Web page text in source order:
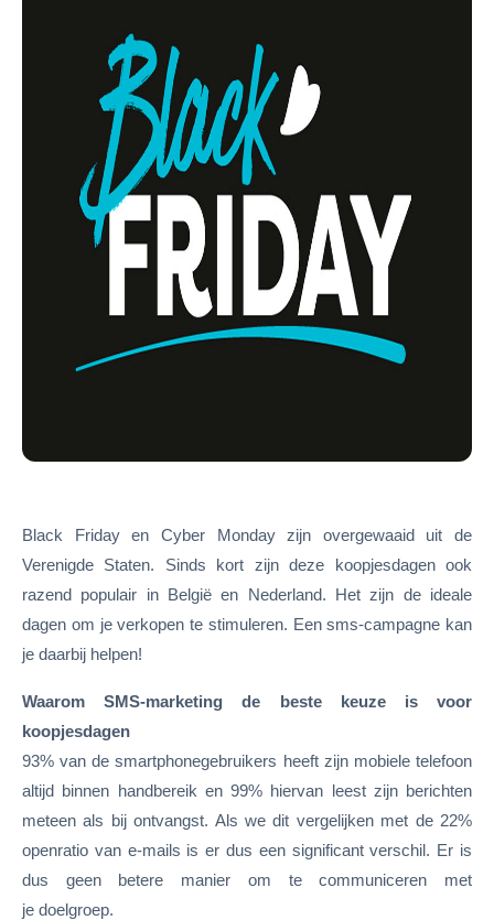
Black Friday en Cyber Monday zijn overgewaaid uit de
Verenigde Staten. Sinds kort zijn deze koopjesdagen ook
razend populair in België en Nederland. Het zijn de ideale
dagen om je verkopen te stimuleren. Een sms-campagne kan
je daarbij helpen!
Waarom SMS-marketing de beste keuze is voor
koopjesdagen
93% van de smartphonegebruikers heeft zijn mobiele telefoon
altijd binnen handbereik en 99% hiervan leest zijn berichten
meteen als bij ontvangst. Als we dit vergelijken met de 22%
openratio van e-mails is er dus een significant verschil. Er is
dus geen betere manier om te communiceren met
je doelgroep.